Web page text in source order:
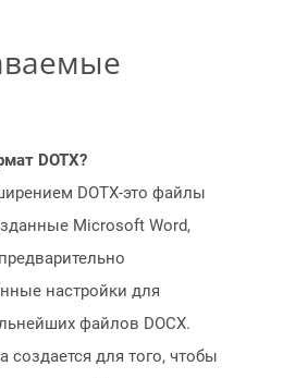
DOTX?
DOTX-это файлы
Microsoft Word,
настройки для
файлов DOCX.
для того, чтобы